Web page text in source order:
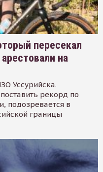
пересекал
на
Уссурийска.
рекорд по
подозревается в
границы